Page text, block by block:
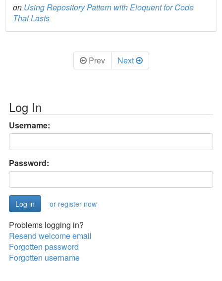
on Using Repository Pattern with Eloquent for Code
That Lasts
Prev Next
Log In
Username:
Password:
or register now
Problems logging in?
Resend welcome email
Forgotten password
Forgotten username